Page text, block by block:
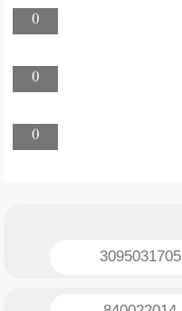
0
0
0
3095031705